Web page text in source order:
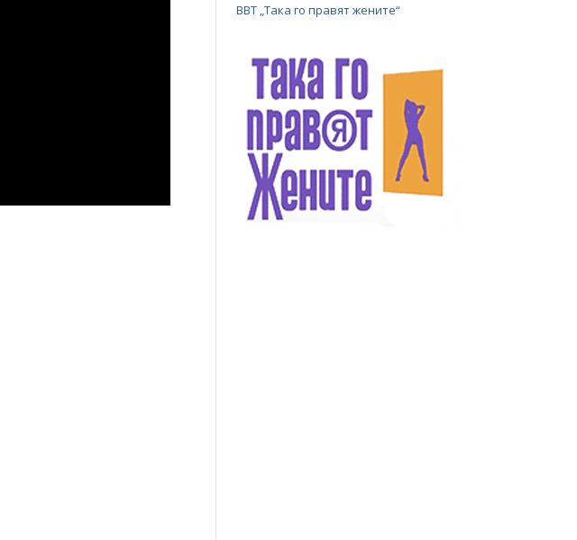
BBT „Така го правят жените“